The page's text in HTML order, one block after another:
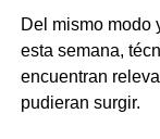
Del mismo modo
esta semana,
encuentran
pudieran surgir.